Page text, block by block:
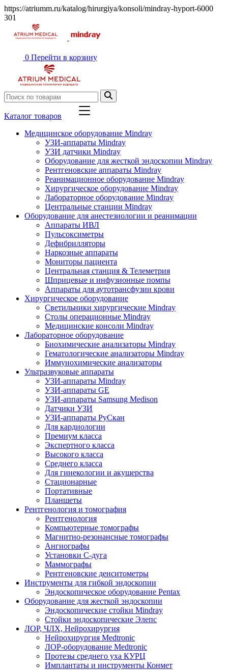
https://atriumm.ru/katalog/hirurgiya/konsoli/mindray-hyport-6000
301
0 Перейти в корзину
Каталог товаров
Медицинское оборудование Mindray
УЗИ-аппараты Mindray
УЗИ датчики Mindray
Оборудование для жесткой эндоскопии Mindray
Рентгеновские аппараты Mindray
Реанимационное оборудование Mindray
Хирургическое оборудование Mindray
Лабораторное оборудование Mindray
Центральные станции Mindray
Оборудование для анестезиологии и реанимации
Аппараты ИВЛ
Пульсоксиметры
Дефибрилляторы
Наркозные аппараты
Мониторы пациента
Центральная станция & Телеметрия
Шприцевые и инфузионные помпы
Аппараты для аутотрансфузии крови
Хирургическое оборудование
Светильники хирургические Mindray
Столы операционные Mindray
Медицинские консоли Mindray
Лабораторное оборудование
Биохимические анализаторы Mindray
Гематологические анализаторы Mindray
Иммунохимические анализаторы
Ультразвуковые аппараты
УЗИ-аппараты Mindray
УЗИ-аппараты GE
УЗИ-аппараты Samsung Medison
Датчики УЗИ
УЗИ-аппараты РуСкан
Для кардиологии
Премиум класса
Экспертного класса
Высокого класса
Среднего класса
Для гинекологии и акушерства
Стационарные
Портативные
Планшеты
Рентгенология и томография
Рентгенология
Компьютерные томографы
Магнитно-резонансные томографы
Ангиографы
Установки С-дуга
Маммографы
Рентгеновские денситометры
Инструменты для гибкой эндоскопии
Эндоскопическое оборудование Pentax
Оборудование для жесткой эндоскопии
Эндоскопические стойки Mindray
Стойки эндоскопические Элепс
ЛОР, ЧЛХ, Нейрохирургия
Нейрохирургия Medtronic
ЛОР-оборудование Medtronic
Протезы среднего уха КУРЦ
Имплантаты и инструменты Конмет